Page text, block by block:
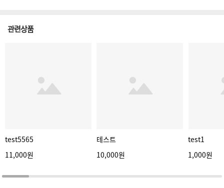
관련상품
test5565
11,000원
테스트
10,000원
test1
1,000원